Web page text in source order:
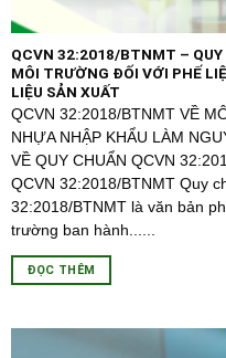
QCVN 32:2018/BTNMT – QUY
MÔI TRƯỜNG ĐỐI VỚI PHẾ
LIỆU SẢN XUẤT
QCVN 32:2018/BTNMT VỀ
NHỰA NHẬP KHẨU LÀM
VỀ QUY CHUẨN QCVN
QCVN 32:2018/BTNMT Quy
32:2018/BTNMT là văn bản
trường ban hành......
ĐỌC THÊM